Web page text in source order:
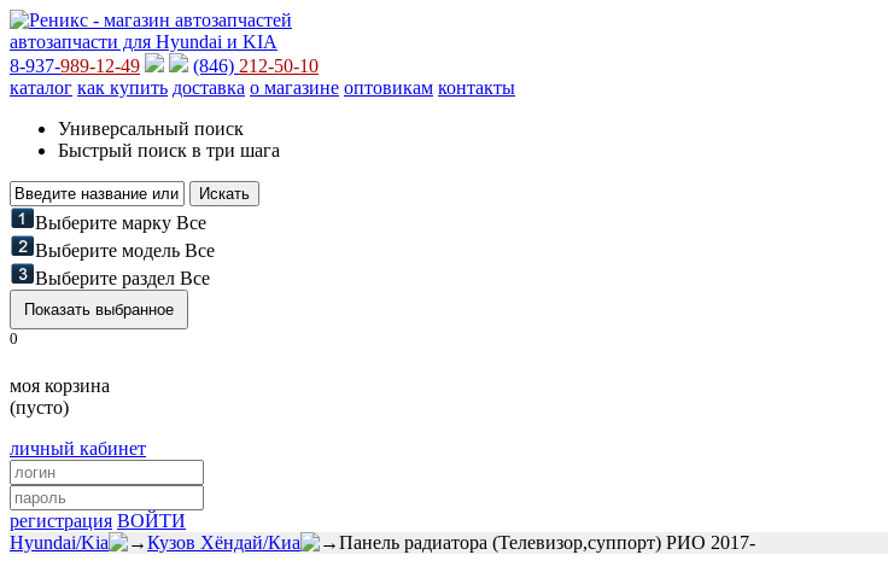
автозапчасти для Hyundai и KIA
8-937-989-12-49 (846) 212-50-10
каталог как купить доставка о магазине оптовикам контакты
Универсальный поиск
Быстрый поиск в три шага
Выберите марку Все
Выберите модель Все
Выберите раздел Все
0
моя корзина
(пусто)
личный кабинет
регистрация ВОЙТИ
Hyundai/Kia
Кузов Хёндай/Киа Панель радиатора (Телевизор,суппорт) РИО 2017-